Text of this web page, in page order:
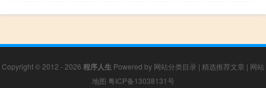
Copyright © 2012 - 2026 程序人生 Powered by 网站分类目录 | 精选推荐文章 | 网站
地图 粤ICP备13038131号